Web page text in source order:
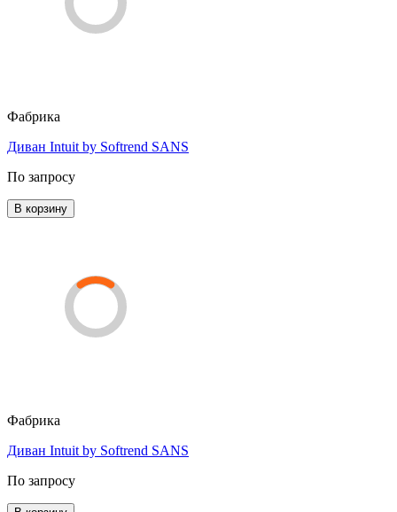
Фабрика
Диван Intuit by Softrend SANS
По запросу
В корзину
Фабрика
Диван Intuit by Softrend SANS
По запросу